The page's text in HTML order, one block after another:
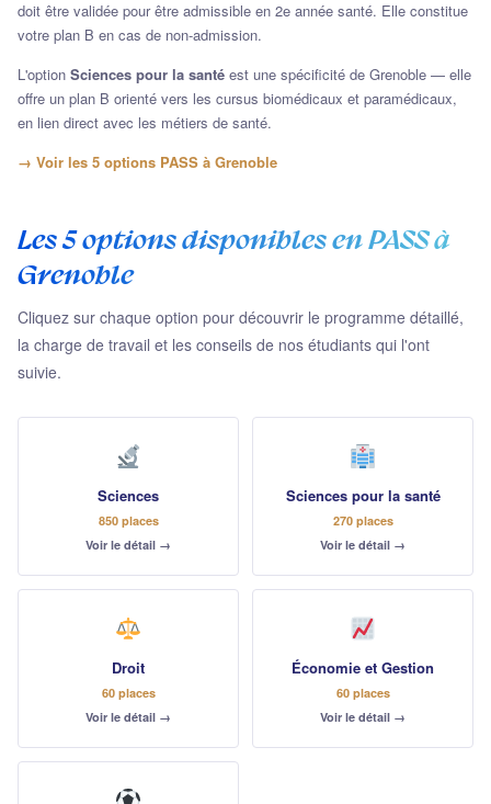
doit être validée pour être admissible en 2e année santé. Elle constitue
votre plan B en cas de non-admission.
L'option Sciences pour la santé est une spécificité de Grenoble — elle
offre un plan B orienté vers les cursus biomédicaux et paramédicaux,
en lien direct avec les métiers de santé.
→ Voir les 5 options PASS à Grenoble
Les 5 options disponibles en PASS à
Grenoble
Cliquez sur chaque option pour découvrir le programme détaillé,
la charge de travail et les conseils de nos étudiants qui l'ont
suivie.
Sciences
850 places
Voir le détail →
Sciences pour la santé
270 places
Voir le détail →
Droit
60 places
Voir le détail →
Économie et Gestion
60 places
Voir le détail →